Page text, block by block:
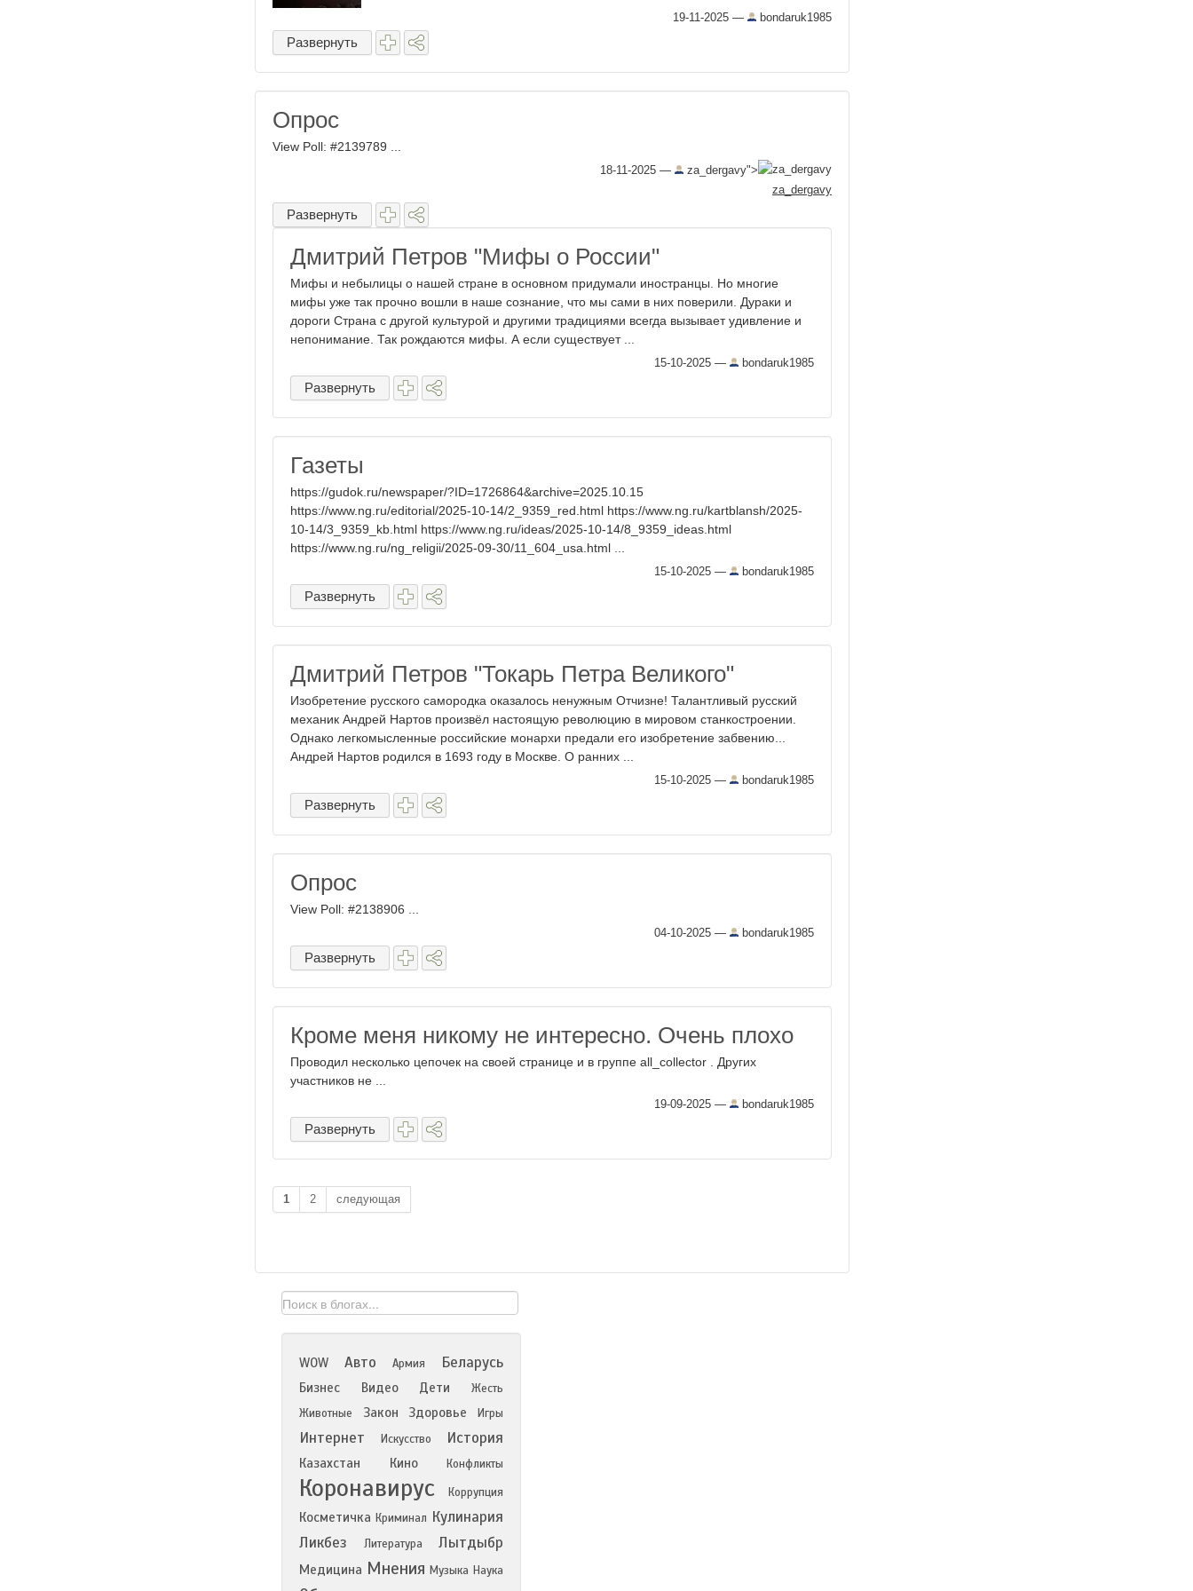
19-11-2025 — bondaruk1985
Развернуть
Опрос
View Poll: #2139789 ...
18-11-2025 —
za_dergavy">
za_dergavy
Развернуть
Дмитрий Петров "Мифы о России"
Мифы и небылицы о нашей стране в основном придумали иностранцы. Но многие
мифы уже так прочно вошли в наше сознание, что мы сами в них поверили. Дураки и
дороги Страна с другой культурой и другими традициями всегда вызывает удивление и
непонимание. Так рождаются мифы. А если существует ...
15-10-2025 — bondaruk1985
Развернуть
Газеты
https://gudok.ru/newspaper/?ID=1726864&archive=2025.10.15
https://www.ng.ru/editorial/2025-10-14/2_9359_red.html https://www.ng.ru/kartblansh/2025-
10-14/3_9359_kb.html https://www.ng.ru/ideas/2025-10-14/8_9359_ideas.html
https://www.ng.ru/ng_religii/2025-09-30/11_604_usa.html ...
15-10-2025 — bondaruk1985
Развернуть
Дмитрий Петров "Токарь Петра Великого"
Изобретение русского самородка оказалось ненужным Отчизне! Талантливый русский
механик Андрей Нартов произвёл настоящую революцию в мировом станкостроении.
Однако легкомысленные российские монархи предали его изобретение забвению...
Андрей Нартов родился в 1693 году в Москве. О ранних ...
15-10-2025 — bondaruk1985
Развернуть
Опрос
View Poll: #2138906 ...
04-10-2025 — bondaruk1985
Развернуть
Кроме меня никому не интересно. Очень плохо
Проводил несколько цепочек на своей странице и в группе all_collector . Других
участников не ...
19-09-2025 — bondaruk1985
Развернуть
1 2 следующая
WOW Авто Армия Беларусь
Бизнес Видео Дети
Жесть
Животные
Закон Здоровье Игры
Интернет Искусство История
Казахстан Кино Конфликты
Коронавирус Коррупция
Косметичка Криминал Кулинария
Ликбез
Литература Лытдыбр
Медицина Мнения Музыка Наука